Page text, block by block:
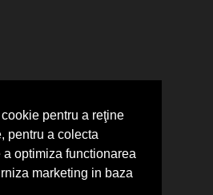
pentru a reţine
pentru a colecta
optimiza functionarea
marketing in baza